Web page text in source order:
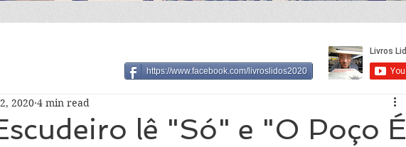
lê "Só" e "O Poço É
2020 4 min read
https://www.facebook.com/livroslidos2020